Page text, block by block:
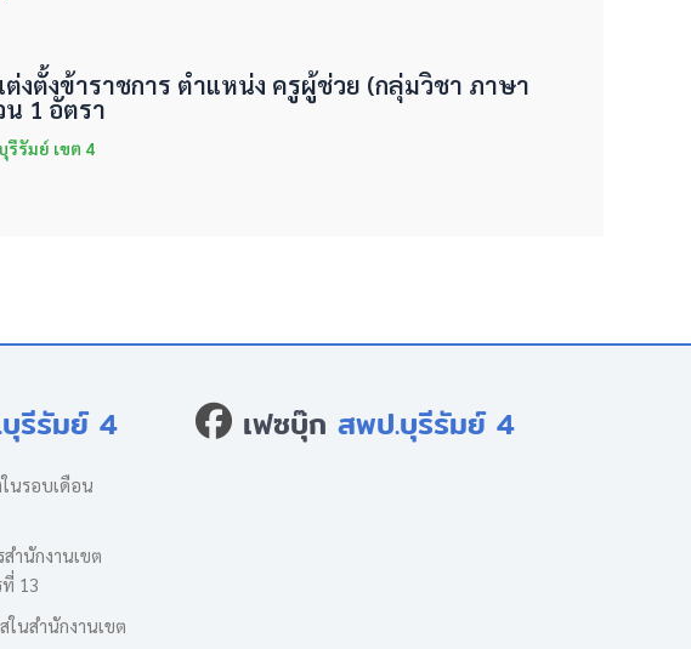
งตั้งข้าราชการ ตำแหน่ง ครูผู้ช่วย (กลุ่มวิชา ภาษา
1 อัตรา
รัมย์ เขต 4
รีรัมย์ 4
นรอบเดือน
ำนักงานเขต
13
ในสำนักงานเขต
เฟซบุ๊ก สพป.บุรีรัมย์ 4